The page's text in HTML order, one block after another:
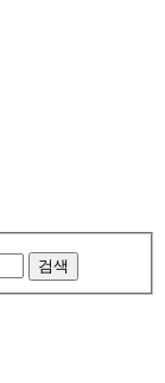
검색